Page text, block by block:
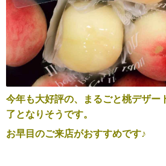
今年も大好評の、まるごと桃デザー
了となりそうです。
お早目のご来店がおすすめです♪